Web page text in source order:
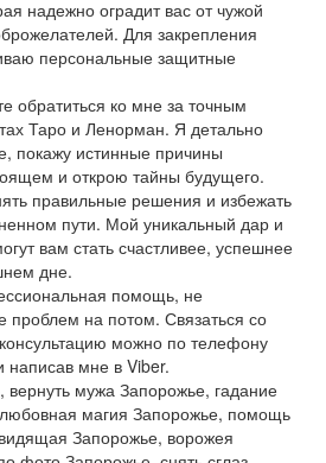
надежно оградит вас от чужой
Для закрепления
персональные защитные
обратиться ко мне за точным
Таро и Ленорман. Я детально
покажу истинные причины
и открою тайны будущего.
правильные решения и избежать
пути. Мой уникальный дар и
вам стать счастливее, успешнее
дне.
помощь, не
проблем на потом. Связаться со
можно по телефону
мне в Viber.
вернуть мужа Запорожье, гадание
магия Запорожье, помощь
Запорожье, ворожея